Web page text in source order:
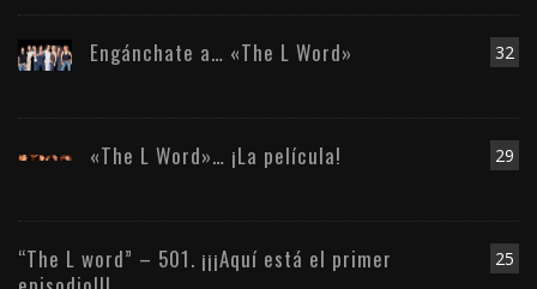
32
Engánchate a… «The L Word»
29
«The L Word»… ¡La película!
25
“The L word” – 501. ¡¡¡Aquí está el primer